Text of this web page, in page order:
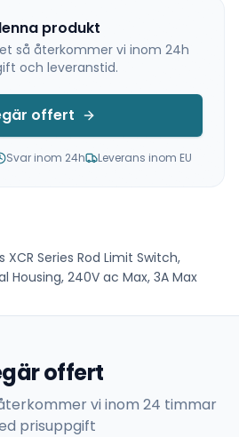
produkt
så återkommer vi inom 24h
och leveranstid.
offert
Svar inom 24h Leverans inom EU
Series Rod Limit Switch,
Housing, 240V ac Max, 3A Max
offert
vi inom 24 timmar
prisuppgift